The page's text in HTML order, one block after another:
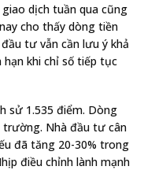
dịch tuần qua cũng
cho thấy dòng tiền
tư vẫn cần lưu ý khả
hạn khi chỉ số tiếp tục
sử 1.535 điểm. Dòng
trường. Nhà đầu tư cân
đã tăng 20-30% trong
điều chỉnh lành mạnh